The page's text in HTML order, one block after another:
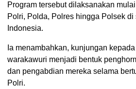
Program tersebut dilaksanakan
Polri, Polda, Polres hingga Polsek
Indonesia.
Ia menambahkan, kunjungan
warakawuri menjadi bentuk
dan pengabdian mereka selama
Polri.